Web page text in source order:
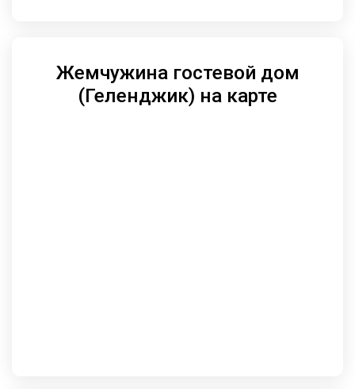
Жемчужина гостевой дом
(Геленджик) на карте